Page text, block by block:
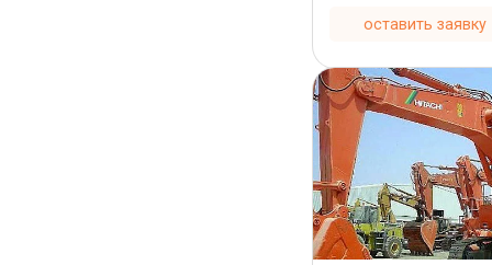
оставить заявку